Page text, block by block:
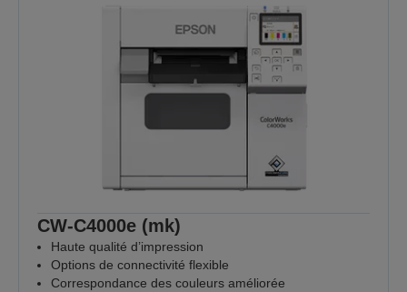
CW-C4000e (mk)
Haute qualité d’impression
Options de connectivité flexible
Correspondance des couleurs améliorée